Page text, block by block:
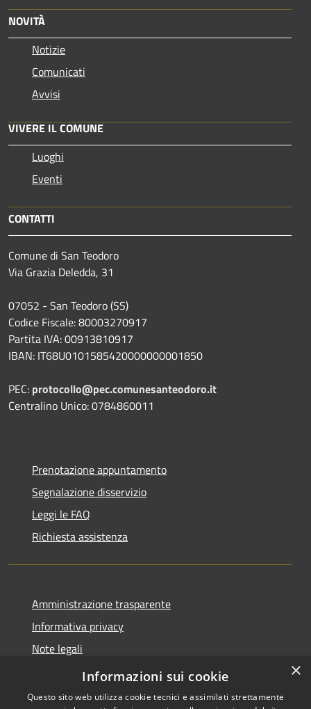
NOVITÀ
Notizie
Comunicati
Avvisi
VIVERE IL COMUNE
Luoghi
Eventi
CONTATTI
Comune di San Teodoro
Via Grazia Deledda, 31
07052 - San Teodoro (SS)
Codice Fiscale: 80003270917
Partita IVA: 00913810917
IBAN: IT68U0101585420000000001850
PEC: protocollo@pec.comunesanteodoro.it
Centralino Unico: 0784860011
Prenotazione appuntamento
Segnalazione disservizio
Leggi le FAQ
Richiesta assistenza
Amministrazione trasparente
Informativa privacy
Note legali
Dichiarazione di accessibilità
×
Informazioni sui cookie
Questo sito web utilizza cookie tecnici e assimilati strettamente